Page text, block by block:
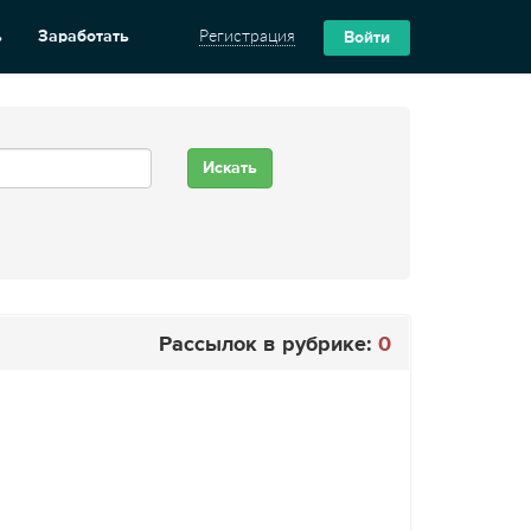
Заработать Регистрация Войти
Рассылок в рубрике: 0